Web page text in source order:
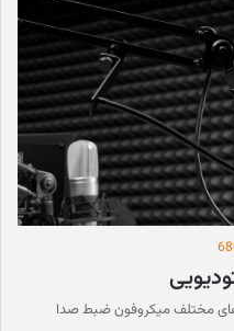
مختلف میکروفون ضبط صدا